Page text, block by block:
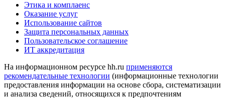
Этика и комплаенс
Оказание услуг
Использование сайтов
Защита персональных данных
Пользовательское соглашение
ИТ аккредитация
На информационном ресурсе hh.ru применяются
рекомендательные технологии (информационные технологии
предоставления информации на основе сбора, систематизации
и анализа сведений, относящихся к предпочтениям